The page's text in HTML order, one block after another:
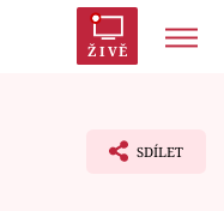
ŽIVĚ
SDÍLET